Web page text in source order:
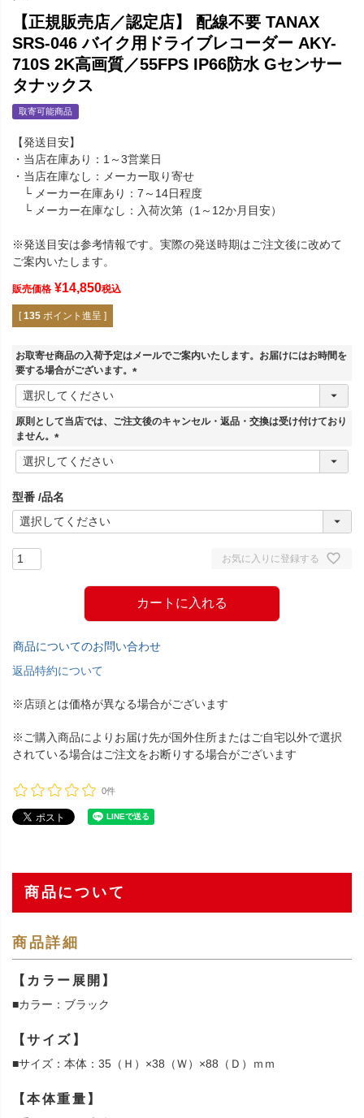
【正規販売店／認定店】 配線不要 TANAX
SRS-046 バイク用ドライブレコーダー AKY-
710S 2K高画質／55FPS IP66防水 Gセンサー
タナックス
取寄可能商品
【発送目安】
・当店在庫あり：1～3営業日
・当店在庫なし：メーカー取り寄せ
└ メーカー在庫あり：7～14日程度
└ メーカー在庫なし：入荷次第（1～12か月目安）
※発送目安は参考情報です。実際の発送時期はご注文後に改めて
ご案内いたします。
販売価格 ¥14,850税込
[ 135 ポイント進呈 ]
お取寄せ商品の入荷予定はメールでご案内いたします。お届けにはお時間を
要する場合がございます。
(
須
原則として当店では、ご注文後のキャンセル・返品・交換は受け付けており
ません。
(
必
)
型番 品名
お気に入りに登録する
カートに入れる
商品についてのお問い合わせ
返品特約について
※店頭とは価格が異なる場合がございます
※ご購入商品によりお届け先が国外住所またはご自宅以外で選択
されている場合はご注文をお断りする場合がございます
0件
商品について
商品詳細
【カラー展開】
■カラー：ブラック
【サイズ】
■サイズ：本体：35（Ｈ）×38（Ｗ）×88（Ｄ）ｍｍ
【本体重量】